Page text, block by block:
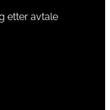
etter avtale